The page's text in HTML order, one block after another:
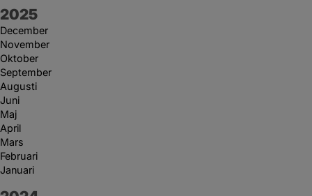
År:
2025
December
November
Oktober
September
Augusti
Juni
Maj
April
Mars
Februari
Januari